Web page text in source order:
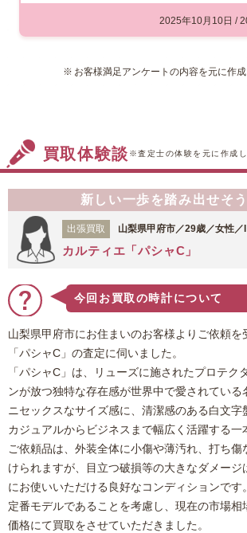
2025年10月10日 /
お客様満足アンケートの内容を元に作
買取体験談 ※査定士の体験を元に作成し
新しい一歩を踏み出せそ
出張買取 山梨県甲府市／29歳／女性／
カルティエ「パシャC」
今回お買取の時計について
山梨県甲府市にお住まいのお客様よりご依頼を
「パシャC」の査定に伺いました。
「パシャC」は、リューズに施されたプロテク
ンが放つ独特な存在感が世界中で愛されている
ニセックスなサイズ感に、清潔感のある白文字
カジュアルからビジネスまで幅広く活躍する一
ご依頼品は、外装全体に小傷や薄汚れ、打ち傷
けられますが、目立つ破損等の大きなダメージ
にお使いいただける良好なコンディションです
定番モデルであることを考慮し、現在の市場相
価格にて買取をさせていただきました。